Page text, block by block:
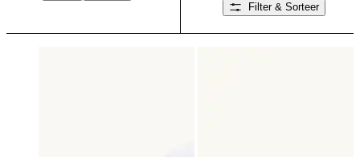
Filter & Sorteer